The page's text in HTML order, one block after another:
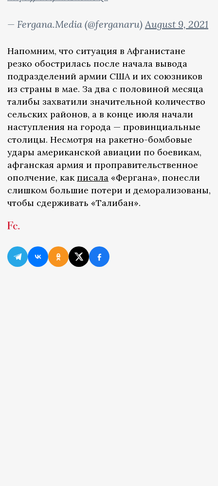
— Fergana.Media (@ferganaru) August 9, 2021
Напомним, что ситуация в Афганистане
резко обострилась после начала вывода
подразделений армии США и их союзников
из страны в мае. За два с половиной месяца
талибы захватили значительной количество
сельских районов, а в конце июля начали
наступления на города — провинциальные
столицы. Несмотря на ракетно-бомбовые
удары американской авиации по боевикам,
афганская армия и проправительственное
ополчение, как писала «Фергана», понесли
слишком большие потери и деморализованы,
чтобы сдерживать «Талибан».